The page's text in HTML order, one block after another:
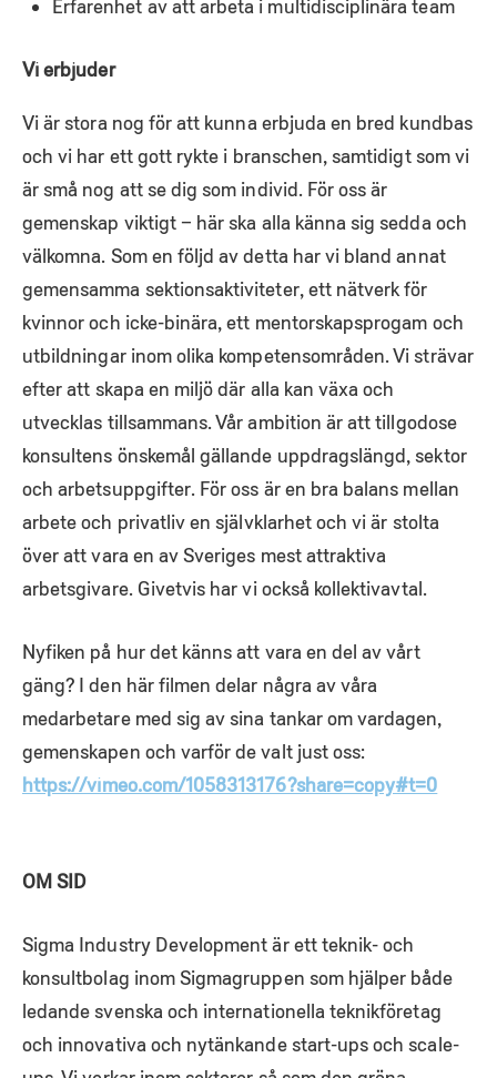
Erfarenhet av att arbeta i multidisciplinära team
Vi erbjuder
Vi är stora nog för att kunna erbjuda en bred kundbas
och vi har ett gott rykte i branschen, samtidigt som vi
är små nog att se dig som individ. För oss är
gemenskap viktigt – här ska alla känna sig sedda och
välkomna. Som en följd av detta har vi bland annat
gemensamma sektionsaktiviteter, ett nätverk för
kvinnor och icke-binära, ett mentorskapsprogam och
utbildningar inom olika kompetensområden. Vi strävar
efter att skapa en miljö där alla kan växa och
utvecklas tillsammans. Vår ambition är att tillgodose
konsultens önskemål gällande uppdragslängd, sektor
och arbetsuppgifter. För oss är en bra balans mellan
arbete och privatliv en självklarhet och vi är stolta
över att vara en av Sveriges mest attraktiva
arbetsgivare. Givetvis har vi också kollektivavtal.
Nyfiken på hur det känns att vara en del av vårt
gäng? I den här filmen delar några av våra
medarbetare med sig av sina tankar om vardagen,
gemenskapen och varför de valt just oss:
https://vimeo.com/1058313176?share=copy#t=0
OM SID
Sigma Industry Development är ett teknik- och
konsultbolag inom Sigmagruppen som hjälper både
ledande svenska och internationella teknikföretag
och innovativa och nytänkande start-ups och scale-